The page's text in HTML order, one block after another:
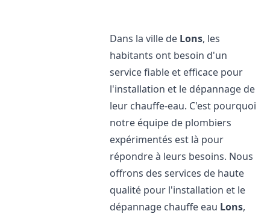
Dans la ville de Lons, les
habitants ont besoin d'un
service fiable et efficace pour
l'installation et le dépannage de
leur chauffe-eau. C'est pourquoi
notre équipe de plombiers
expérimentés est là pour
répondre à leurs besoins. Nous
offrons des services de haute
qualité pour l'installation et le
dépannage chauffe eau Lons,